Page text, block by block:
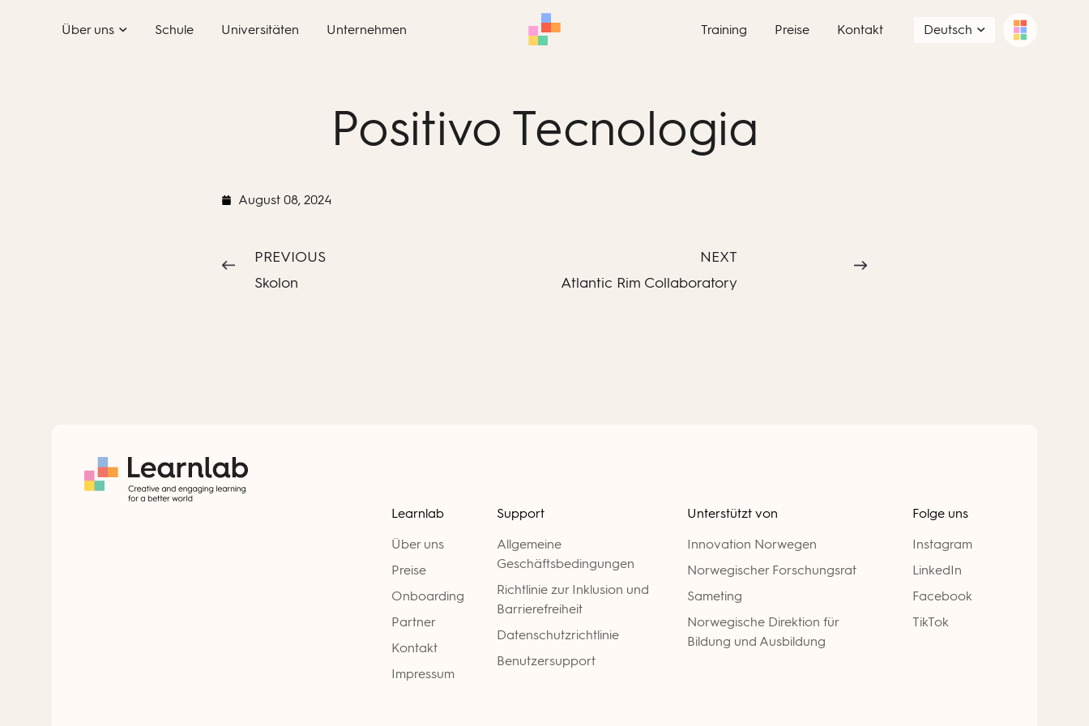
Über uns Schule Universitäten Unternehmen Training Preise Kontakt Deutsch
Positivo Tecnologia
August 08, 2024
PREVIOUS
Skolon
NEXT
Atlantic Rim Collaboratory
Learnlab
Über uns
Preise
Onboarding
Partner
Kontakt
Impressum
Support
Allgemeine
Geschäftsbedingungen
Richtlinie zur Inklusion und
Barrierefreiheit
Datenschutzrichtlinie
Benutzersupport
Unterstützt von
Innovation Norwegen
Norwegischer Forschungsrat
Sameting
Norwegische Direktion für
Bildung und Ausbildung
Folge uns
Instagram
LinkedIn
Facebook
TikTok